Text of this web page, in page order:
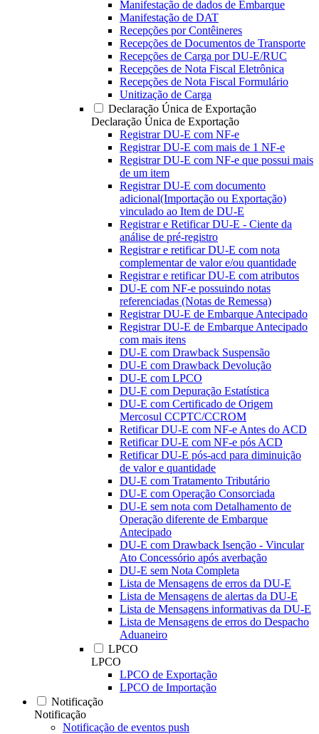
Manifestação de dados de Embarque
Manifestação de DAT
Recepções por Contêineres
Recepções de Documentos de Transporte
Recepções de Carga por DU-E/RUC
Recepções de Nota Fiscal Eletrônica
Recepções de Nota Fiscal Formulário
Unitização de Carga
Declaração Única de Exportação
Declaração Única de Exportação
Registrar DU-E com NF-e
Registrar DU-E com mais de 1 NF-e
Registrar DU-E com NF-e que possui mais
de um item
Registrar DU-E com documento
adicional(Importação ou Exportação)
vinculado ao Item de DU-E
Registrar e Retificar DU-E - Ciente da
análise de pré-registro
Registrar e retificar DU-E com nota
complementar de valor e/ou quantidade
Registrar e retificar DU-E com atributos
DU-E com NF-e possuindo notas
referenciadas (Notas de Remessa)
Registrar DU-E de Embarque Antecipado
Registrar DU-E de Embarque Antecipado
com mais itens
DU-E com Drawback Suspensão
DU-E com Drawback Devolução
DU-E com LPCO
DU-E com Depuração Estatística
DU-E com Certificado de Origem
Mercosul CCPTC/CCROM
Retificar DU-E com NF-e Antes do ACD
Retificar DU-E com NF-e pós ACD
Retificar DU-E pós-acd para diminuição
de valor e quantidade
DU-E com Tratamento Tributário
DU-E com Operação Consorciada
DU-E sem nota com Detalhamento de
Operação diferente de Embarque
Antecipado
DU-E com Drawback Isenção - Vincular
Ato Concessório após averbação
DU-E sem Nota Completa
Lista de Mensagens de erros da DU-E
Lista de Mensagens de alertas da DU-E
Lista de Mensagens informativas da DU-E
Lista de Mensagens de erros do Despacho
Aduaneiro
LPCO
LPCO
LPCO de Exportação
LPCO de Importação
Notificação
Notificação
Notificação de eventos push